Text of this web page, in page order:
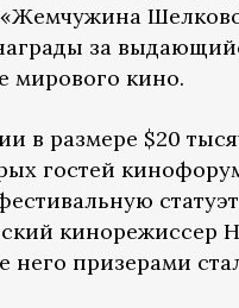
за
мирового кино.
в размере $20
гостей
кинорежиссер
него призерами